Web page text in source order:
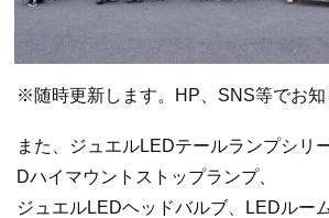
※随時更新します。HP、SNS等でお知
また、ジュエルLEDテールランプシリ
Dハイマウントストップランプ、
ジュエルLEDヘッドバルブ、LEDルー